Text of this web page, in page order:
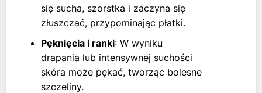
się sucha, szorstka i zaczyna się
złuszczać, przypominając płatki.
Pęknięcia i ranki: W wyniku
drapania lub intensywnej suchości
skóra może pękać, tworząc bolesne
szczeliny.